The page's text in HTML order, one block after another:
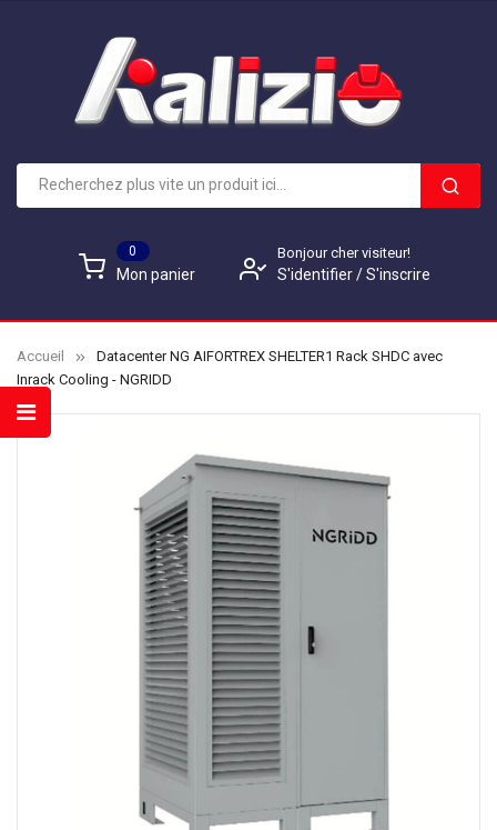
0
Mon panier
Bonjour cher visiteur!
S'identifier/ S'inscrire
Accueil
Datacenter NG AIFORTREX SHELTER1 Rack SHDC avec
Inrack Cooling - NGRIDD